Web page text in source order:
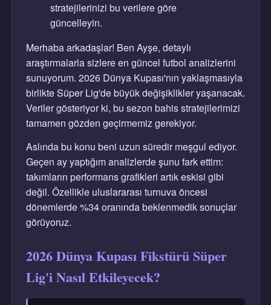
stratejilerinizi bu verilere göre
güncelleyin.
Merhaba arkadaşlar! Ben Ayşe, detaylı
araştırmalarla sizlere en güncel futbol analizlerini
sunuyorum. 2026 Dünya Kupası'nın yaklaşmasıyla
birlikte Süper Lig'de büyük değişiklikler yaşanacak.
Veriler gösteriyor ki, bu sezon bahis stratejilerimizi
tamamen gözden geçirmemiz gerekiyor.
Aslında bu konu beni uzun süredir meşgul ediyor.
Geçen ay yaptığım analizlerde şunu fark ettim:
takımların performans grafikleri artık eskisi gibi
değil. Özellikle uluslararası turnuva öncesi
dönemlerde %34 oranında beklenmedik sonuçlar
görüyoruz.
2026 Dünya Kupası Fikstürü Süper
Lig'i Nasıl Etkileyecek?